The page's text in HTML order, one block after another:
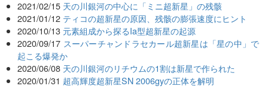
2021/02/15 天の川銀河の中心に「ミニ超新星」の残骸
2021/01/12 ティコの超新星の原因、残骸の膨張速度にヒント
2020/10/13 元素組成から探るIa型超新星の起源
2020/09/17 スーパーチャンドラセカール超新星は「星の中」で
起こる爆発か
2020/06/08 天の川銀河のリチウムの1割は新星で作られた
2020/01/31 超高輝度超新星SN 2006gyの正体を解明